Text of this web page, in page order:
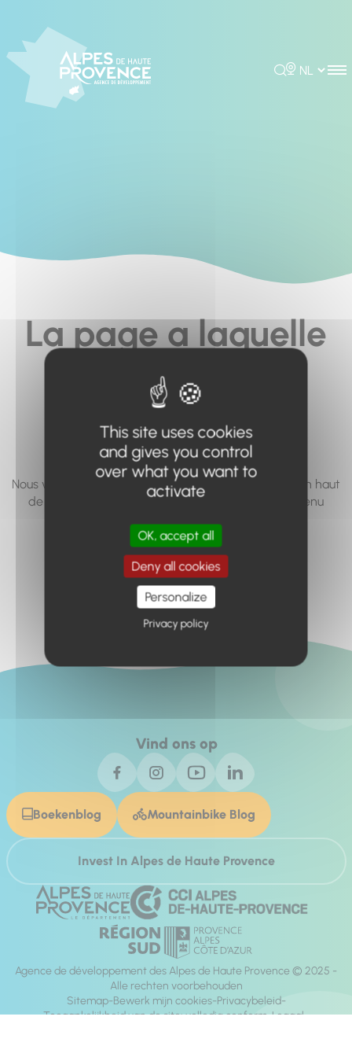
Rechercher
Choisir la
La page a laquelle
vous cherchez à
accéder n'existe
pas... ou plus.
Nous vous invitons à utiliser le moteur de recherche en haut
de page, ou à utiliser le menu pour trouver le contenu
Retour à l'accueil
Vind ons op
Boekenblog Mountainbike Blog
Invest In Alpes de Haute Provence
Agence de développement des Alpes de Haute Provence © 2025 -
Alle rechten voorbehouden
Sitemap Bewerk mijn cookies Privacybeleid
Toegankelijkheid van de site: volledig conform Legaal
This site uses cookies
and gives you control
over what you want to
activate
OK, accept all
Deny all cookies
Personalize
Privacy policy